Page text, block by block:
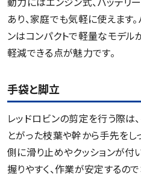
あり、家庭でも気軽に使えます
ンはコンパクトで軽量なモデル
軽減できる点が魅力です。
手袋と脚立
レッドロビンの剪定を行う際は
とがった枝葉や幹から手先をし
側に滑り止めやクッションが付
握りやすく、作業が安定するので